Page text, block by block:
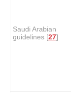
Saudi Arabian
guidelines [27]